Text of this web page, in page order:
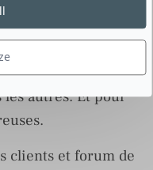
lien avec
à une
autres. Et pour
clients et forum de